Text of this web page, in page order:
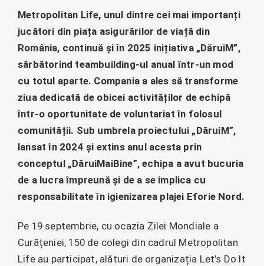
Metropolitan Life, unul dintre cei mai importanți
jucători din piața asigurărilor de viață din
România, continuă și în 2025 inițiativa „DăruiM”,
sărbătorind teambuilding-ul anual într-un mod
cu totul aparte. Compania a ales să transforme
ziua dedicată de obicei activităților de echipă
într-o oportunitate de voluntariat în folosul
comunității. Sub umbrela proiectului „DăruiM”,
lansat în 2024 și extins anul acesta prin
conceptul „DăruiMaiBine”, echipa a avut bucuria
de a lucra împreună și de a se implica cu
responsabilitate în igienizarea plajei Eforie Nord.
Pe 19 septembrie, cu ocazia Zilei Mondiale a
Curățeniei, 150 de colegi din cadrul Metropolitan
Life au participat, alături de organizația Let’s Do It